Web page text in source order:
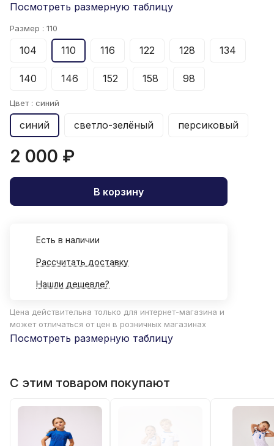
Посмотреть размерную таблицу
Размер : 110
104 110 116 122 128 134
140 146 152 158 98
Цвет : синий
синий светло-зелёный персиковый
2 000 ₽
В корзину
Есть в наличии
Рассчитать доставку
Нашли дешевле?
Цена действительна только для интернет-магазина и
может отличаться от цен в розничных магазинах
Посмотреть размерную таблицу
С этим товаром покупают